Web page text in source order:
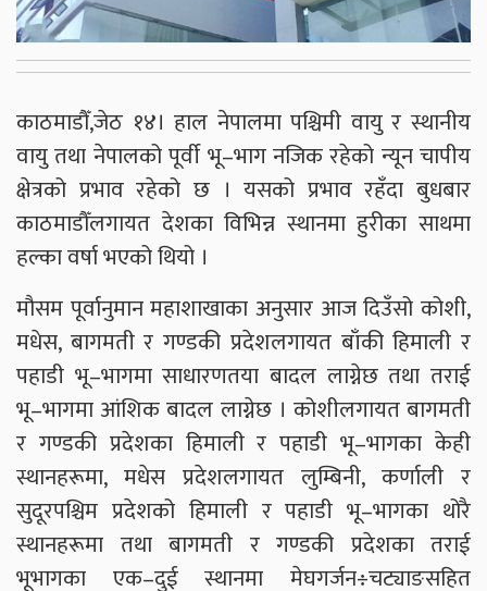
काठमाडौँ,जेठ १४। हाल नेपालमा पश्चिमी वायु र स्थानीय
वायु तथा नेपालको पूर्वी भू–भाग नजिक रहेको न्यून चापीय
क्षेत्रको प्रभाव रहेको छ । यसको प्रभाव रहँदा बुधबार
काठमाडौँलगायत देशका विभिन्न स्थानमा हुरीका साथमा
हल्का वर्षा भएको थियो ।
मौसम पूर्वानुमान महाशाखाका अनुसार आज दिउँसो कोशी,
मधेस, बागमती र गण्डकी प्रदेशलगायत बाँकी हिमाली र
पहाडी भू–भागमा साधारणतया बादल लाग्नेछ तथा तराई
भू–भागमा आंशिक बादल लाग्नेछ । कोशीलगायत बागमती
र गण्डकी प्रदेशका हिमाली र पहाडी भू–भागका केही
स्थानहरूमा, मधेस प्रदेशलगायत लुम्बिनी, कर्णाली र
सुदूरपश्चिम प्रदेशको हिमाली र पहाडी भू–भागका थोरै
स्थानहरूमा तथा बागमती र गण्डकी प्रदेशका तराई
भूभागका एक–दुई स्थानमा मेघगर्जन÷चट्याङसहित